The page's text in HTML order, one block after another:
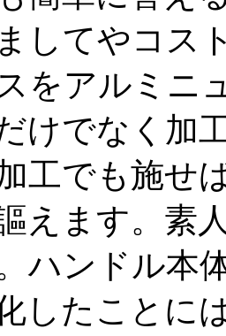
してやコス
をアルミニ
けでなく加
工でも施せ
えます。素
ハンドル本
したことに